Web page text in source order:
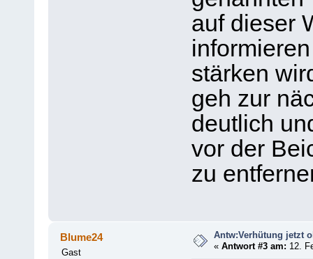
auf dieser
stärken
geh zur
deutlich
vor der
zu
Blume24
Gast
Antw:Verhütung jetzt
«Antwort #3 am: 12.